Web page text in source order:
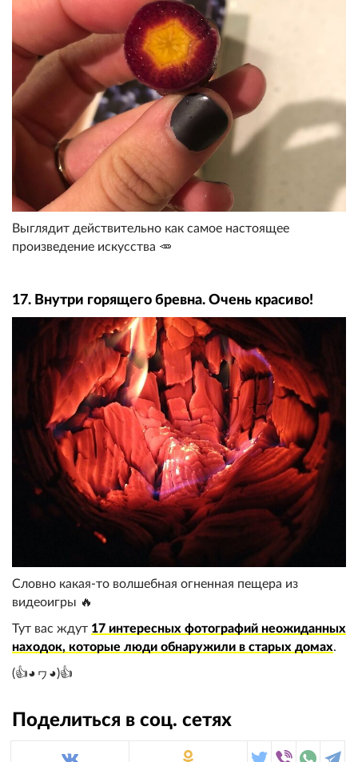
Выглядит действительно как самое настоящее
произведение искусства 🥕
17. Внутри горящего бревна. Очень красиво!
Словно какая-то волшебная огненная пещера из
видеоигры 🔥
Тут вас ждут 17 интересных фотографий неожиданных
находок, которые люди обнаружили в старых домах.
(👍◕ヮ◕)👍
Поделиться в соц. сетях